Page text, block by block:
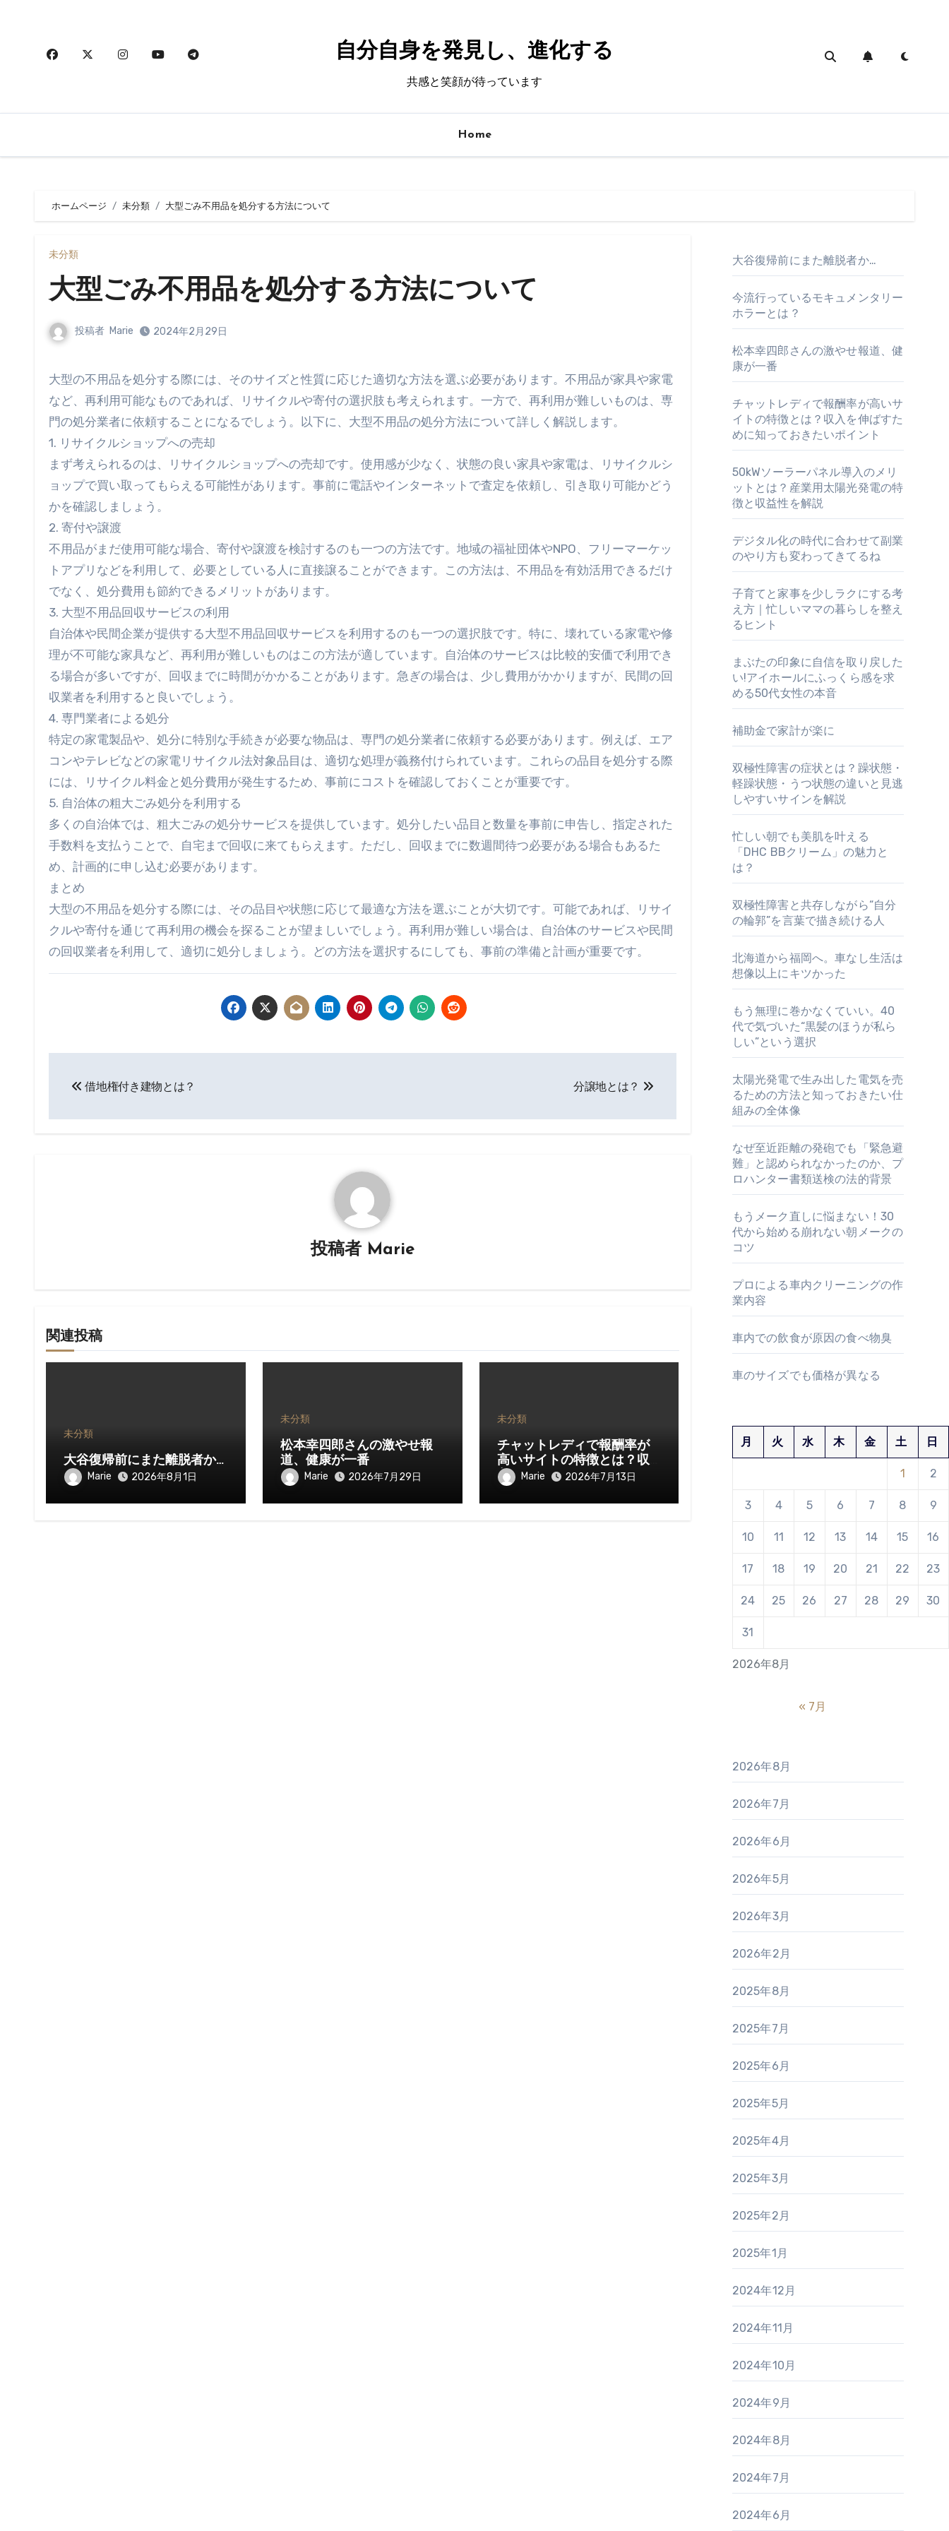
自分自身を発見し、進化する
共感と笑顔が待っています
Home
ホームページ 未分類 大型ごみ不用品を処分する方法について
未分類
大型ごみ不用品を処分する方法について
投稿者 Marie 2024年2月29日
大型の不用品を処分する際には、そのサイズと性質に応じた適切な方法を選ぶ必要があります。不用品が家具や家電
など、再利用可能なものであれば、リサイクルや寄付の選択肢も考えられます。一方で、再利用が難しいものは、専
門の処分業者に依頼することになるでしょう。以下に、大型不用品の処分方法について詳しく解説します。
1. リサイクルショップへの売却
まず考えられるのは、リサイクルショップへの売却です。使用感が少なく、状態の良い家具や家電は、リサイクルシ
ョップで買い取ってもらえる可能性があります。事前に電話やインターネットで査定を依頼し、引き取り可能かどう
かを確認しましょう。
2. 寄付や譲渡
不用品がまだ使用可能な場合、寄付や譲渡を検討するのも一つの方法です。地域の福祉団体やNPO、フリーマーケッ
トアプリなどを利用して、必要としている人に直接譲ることができます。この方法は、不用品を有効活用できるだけ
でなく、処分費用も節約できるメリットがあります。
3. 大型不用品回収サービスの利用
自治体や民間企業が提供する大型不用品回収サービスを利用するのも一つの選択肢です。特に、壊れている家電や修
理が不可能な家具など、再利用が難しいものはこの方法が適しています。自治体のサービスは比較的安価で利用でき
る場合が多いですが、回収までに時間がかかることがあります。急ぎの場合は、少し費用がかかりますが、民間の回
収業者を利用すると良いでしょう。
4. 専門業者による処分
特定の家電製品や、処分に特別な手続きが必要な物品は、専門の処分業者に依頼する必要があります。例えば、エア
コンやテレビなどの家電リサイクル法対象品目は、適切な処理が義務付けられています。これらの品目を処分する際
には、リサイクル料金と処分費用が発生するため、事前にコストを確認しておくことが重要です。
5. 自治体の粗大ごみ処分を利用する
多くの自治体では、粗大ごみの処分サービスを提供しています。処分したい品目と数量を事前に申告し、指定された
手数料を支払うことで、自宅まで回収に来てもらえます。ただし、回収までに数週間待つ必要がある場合もあるた
め、計画的に申し込む必要があります。
まとめ
大型の不用品を処分する際には、その品目や状態に応じて最適な方法を選ぶことが大切です。可能であれば、リサイ
クルや寄付を通じて再利用の機会を探ることが望ましいでしょう。再利用が難しい場合は、自治体のサービスや民間
の回収業者を利用して、適切に処分しましょう。どの方法を選択するにしても、事前の準備と計画が重要です。
ナ
借地権付き建物とは？ 分譲地とは？
投稿者 Marie
関連投稿
未分類
大谷復帰前にまた離脱者か…
Marie 2026年8月1日
未分類
松本幸四郎さんの激やせ報
道、健康が一番
Marie 2026年7月29日
未分類
チャットレディで報酬率が
高いサイトの特徴とは？収
入を伸ばすために知ってお
きたいポイント
Marie 2026年7月13日
大谷復帰前にまた離脱者か…
今流行っているモキュメンタリー
ホラーとは？
松本幸四郎さんの激やせ報道、健
康が一番
チャットレディで報酬率が高いサ
イトの特徴とは？収入を伸ばすた
めに知っておきたいポイント
50kWソーラーパネル導入のメリ
ットとは？産業用太陽光発電の特
徴と収益性を解説
デジタル化の時代に合わせて副業
のやり方も変わってきてるね
子育てと家事を少しラクにする考
え方｜忙しいママの暮らしを整え
るヒント
まぶたの印象に自信を取り戻した
い!アイホールにふっくら感を求
める50代女性の本音
補助金で家計が楽に
双極性障害の症状とは？躁状態・
軽躁状態・うつ状態の違いと見逃
しやすいサインを解説
忙しい朝でも美肌を叶える
「DHC BBクリーム」の魅力と
は？
双極性障害と共存しながら“自分
の輪郭”を言葉で描き続ける人
北海道から福岡へ。車なし生活は
想像以上にキツかった
もう無理に巻かなくていい。40
代で気づいた“黒髪のほうが私ら
しい”という選択
太陽光発電で生み出した電気を売
るための方法と知っておきたい仕
組みの全体像
なぜ至近距離の発砲でも「緊急避
難」と認められなかったのか、プ
ロハンター書類送検の法的背景
もうメーク直しに悩まない！30
代から始める崩れない朝メークの
コツ
プロによる車内クリーニングの作
業内容
車内での飲食が原因の食べ物臭
車のサイズでも価格が異なる
2026年8月
月 火 水 木 金 土 日
1 2
3 4 5 6 7 8 9
10 11 12 13 14 15 16
17 18 19 20 21 22 23
24 25 26 27 28 29 30
31
« 7月
2026年8月
2026年7月
2026年6月
2026年5月
2026年3月
2026年2月
2025年8月
2025年7月
2025年6月
2025年5月
2025年4月
2025年3月
2025年2月
2025年1月
2024年12月
2024年11月
2024年10月
2024年9月
2024年8月
2024年7月
2024年6月